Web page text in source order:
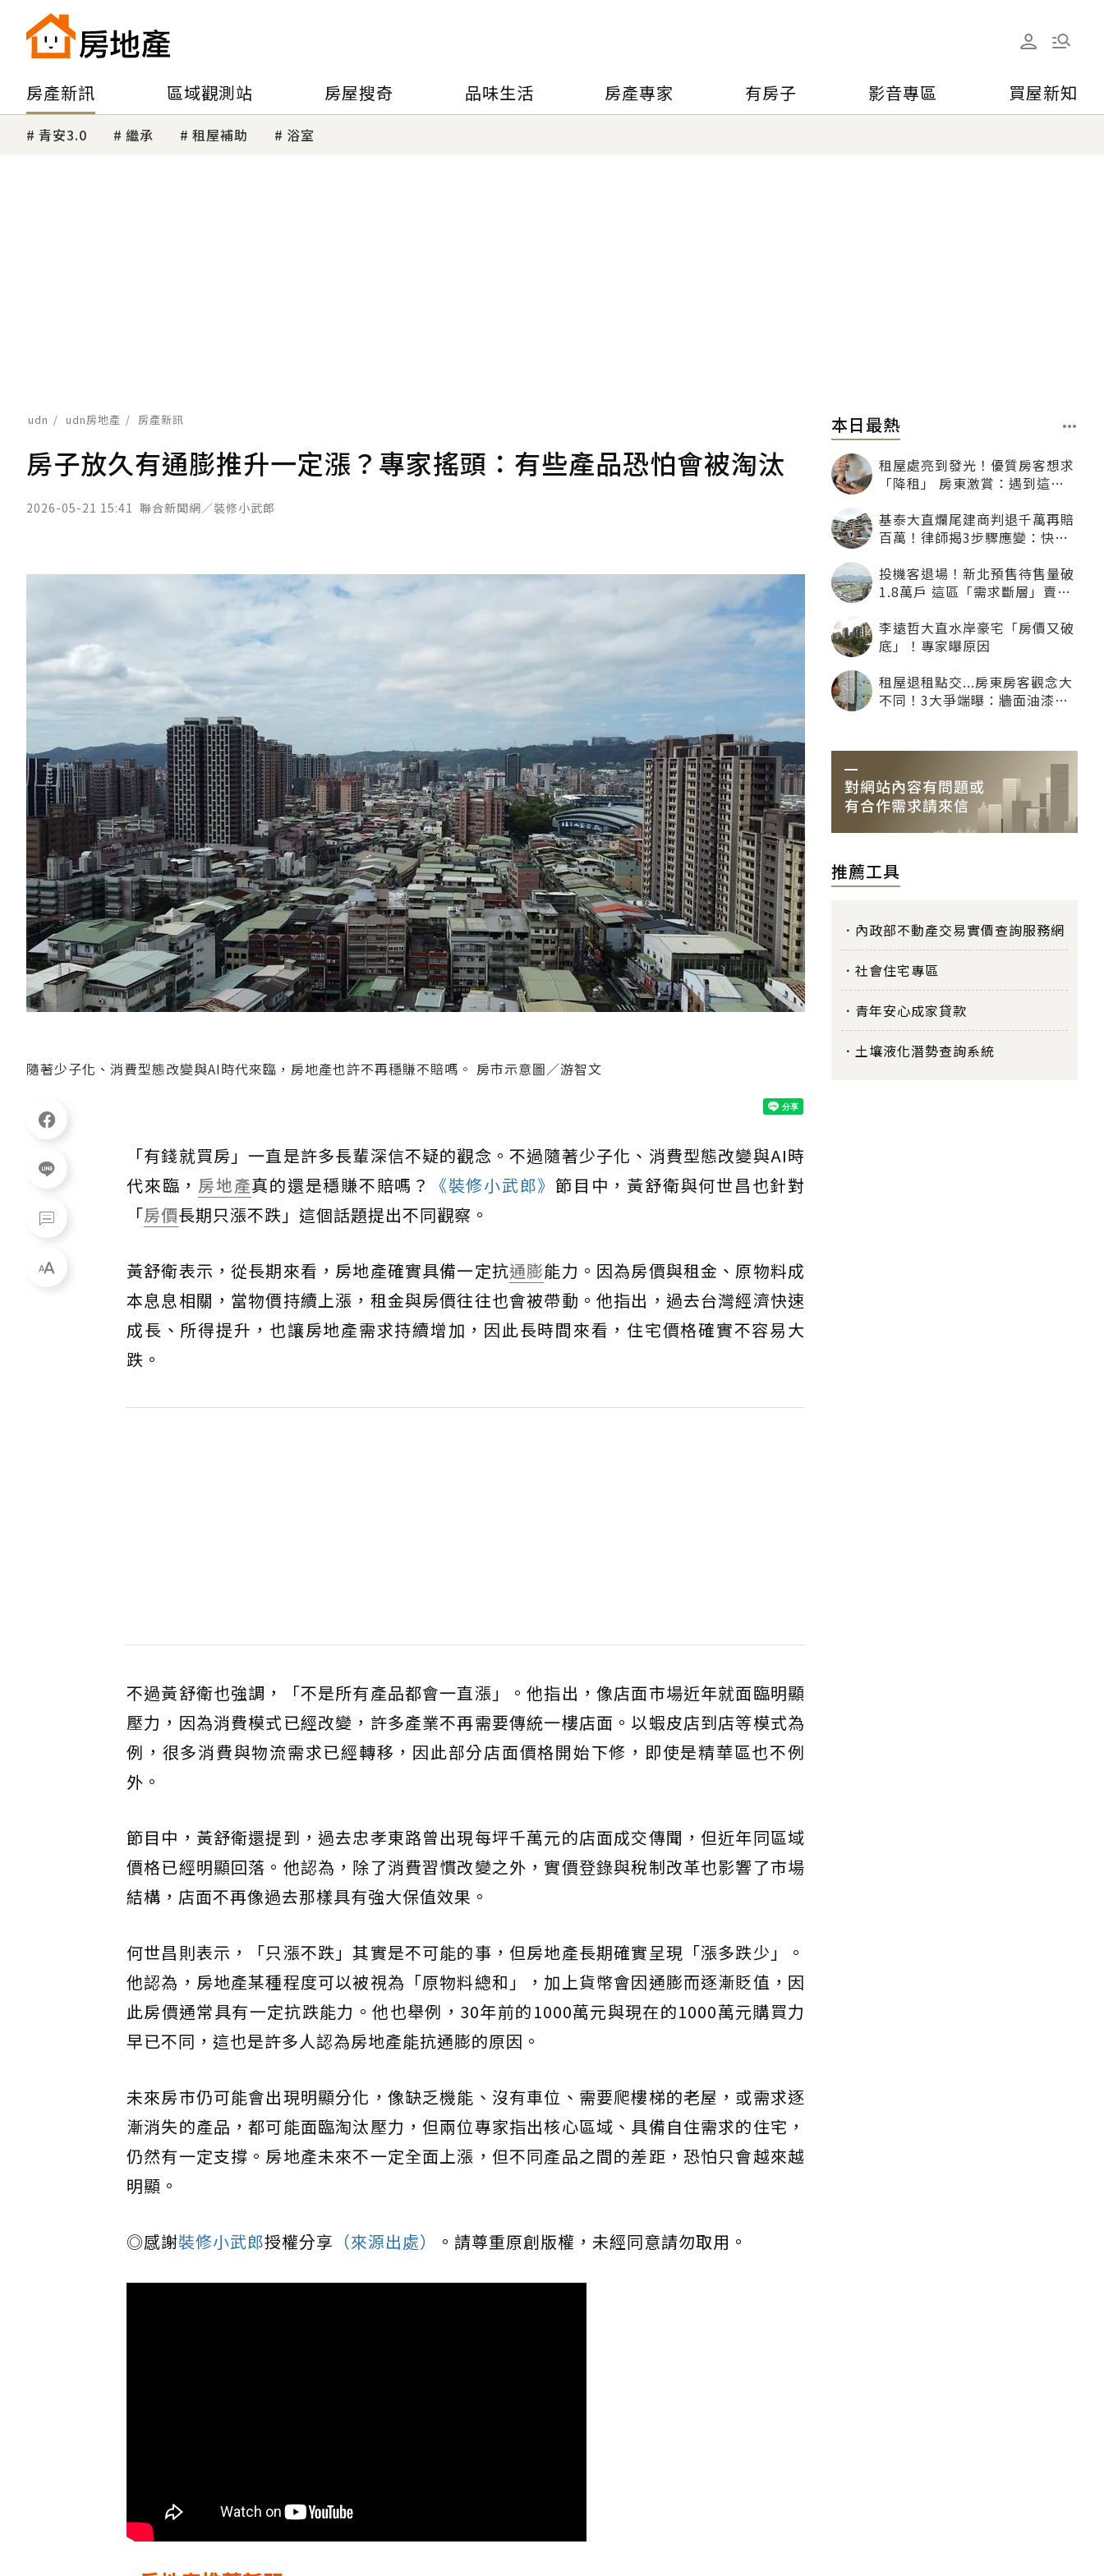
房產新訊 區域觀測站 房屋搜奇 品味生活 房產專家 有房子 影音專區 買屋新知
青安3.0 繼承 租屋補助 浴室
udn udn房地產 房產新訊
房子放久有通膨推升一定漲？專家搖頭：有些產品恐怕會被淘汰
2026-05-21 15:41 聯合新聞網／裝修小武郎
隨著少子化、消費型態改變與AI時代來臨，房地產也許不再穩賺不賠嗎。 房市示意圖／游智文
「有錢就買房」一直是許多長輩深信不疑的觀念。不過隨著少子化、消費型態改變與AI時
代來臨， 房地產真的還是穩賺不賠嗎？ 《裝修小武郎》 節目中，黃舒衛與何世昌也針對
「房價長期只漲不跌」這個話題提出不同觀察。
黃舒衛表示，從長期來看，房地產確實具備一定抗通膨能力。因為房價與租金、原物料成
本息息相關，當物價持續上漲，租金與房價往往也會被帶動。他指出，過去台灣經濟快速
成長、所得提升，也讓房地產需求持續增加，因此長時間來看，住宅價格確實不容易大
跌。
不過黃舒衛也強調，「不是所有產品都會一直漲」。他指出，像店面市場近年就面臨明顯
壓力，因為消費模式已經改變，許多產業不再需要傳統一樓店面。以蝦皮店到店等模式為
例，很多消費與物流需求已經轉移，因此部分店面價格開始下修，即使是精華區也不例
外。
節目中，黃舒衛還提到，過去忠孝東路曾出現每坪千萬元的店面成交傳聞，但近年同區域
價格已經明顯回落。他認為，除了消費習慣改變之外，實價登錄與稅制改革也影響了市場
結構，店面不再像過去那樣具有強大保值效果。
何世昌則表示，「只漲不跌」其實是不可能的事，但房地產長期確實呈現「漲多跌少」。
他認為，房地產某種程度可以被視為「原物料總和」，加上貨幣會因通膨而逐漸貶值，因
此房價通常具有一定抗跌能力。他也舉例，30年前的1000萬元與現在的1000萬元購買力
早已不同，這也是許多人認為房地產能抗通膨的原因。
未來房市仍可能會出現明顯分化，像缺乏機能、沒有車位、需要爬樓梯的老屋，或需求逐
漸消失的產品，都可能面臨淘汰壓力，但兩位專家指出核心區域、具備自住需求的住宅，
仍然有一定支撐。房地產未來不一定全面上漲，但不同產品之間的差距，恐怕只會越來越
明顯。
◎感謝裝修小武郎授權分享 （來源出處） 。請尊重原創版權，未經同意請勿取用。
本日最熱
租屋處亮到發光！優質房客想求
「降租」 房東激賞：遇到這種
基泰大直爛尾建商判退千萬再賠
百萬！律師揭3步驟應變：快通
投機客退場！新北預售待售量破
1.8萬戶 這區「需求斷層」賣壓
李遠哲大直水岸豪宅「房價又破
底」！專家曝原因
租屋退租點交...房東房客觀念大
不同！3大爭端曝：牆面油漆、
推薦工具
內政部不動產交易實價查詢服務網
社會住宅專區
青年安心成家貸款
土壤液化潛勢查詢系統